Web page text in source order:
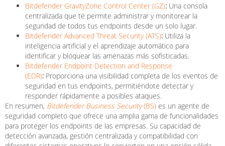
Bitdefender GravityZone Control Center (GZ): Una consola
centralizada que te permite administrar y monitorear la
seguridad de todos tus endpoints desde un solo lugar.
Bitdefender Advanced Threat Security (ATS): Utiliza la
inteligencia artificial y el aprendizaje automático para
identificar y bloquear las amenazas más sofisticadas.
Bitdefender Endpoint Detection and Response
(EDR): Proporciona una visibilidad completa de los eventos de
seguridad en tus endpoints, permitiéndote detectar y
responder rápidamente a posibles ataques.
En resumen, Bitdefender Business Security(BS) es un agente de
seguridad completo que ofrece una amplia gama de funcionalidades
para proteger los endpoints de las empresas. Su capacidad de
detección avanzada, gestión centralizada y compatibilidad con